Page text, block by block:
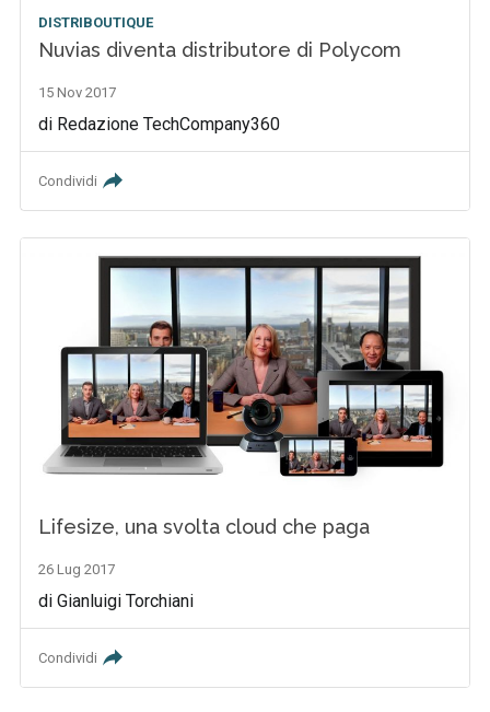
DISTRIBOUTIQUE
Nuvias diventa distributore di Polycom
15 Nov 2017
di Redazione TechCompany360
Condividi
Lifesize, una svolta cloud che paga
26 Lug 2017
di Gianluigi Torchiani
Condividi